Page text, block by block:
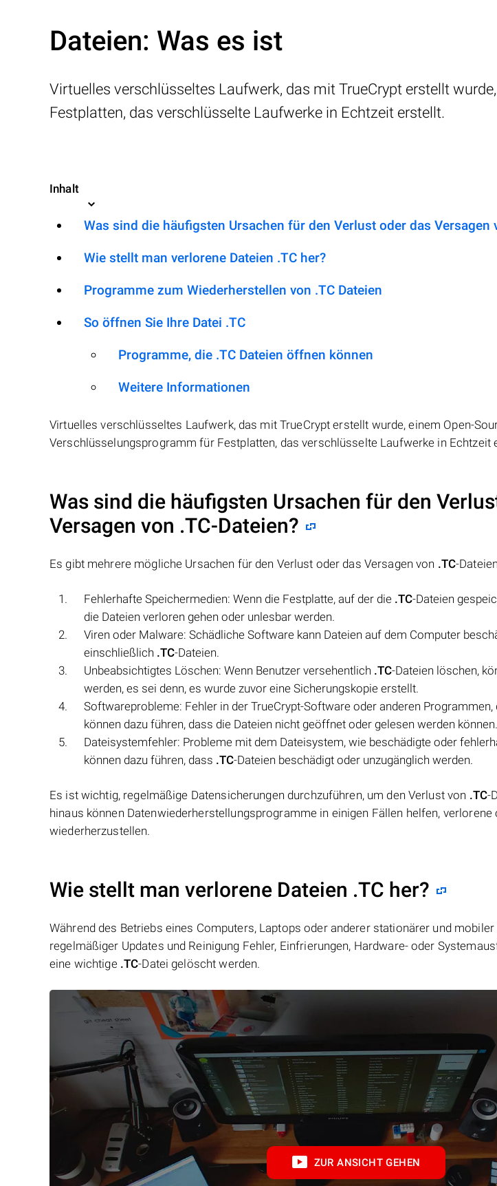
Dateien: Was es ist
Virtuelles verschlüsseltes Laufwerk, das mit TrueCrypt erstellt
Festplatten, das verschlüsselte Laufwerke in Echtzeit erstellt.
Inhalt
Was sind die häufigsten Ursachen für den Verlust oder das Versagen
Wie stellt man verlorene Dateien .TC her?
Programme zum Wiederherstellen von .TC Dateien
So öffnen Sie Ihre Datei .TC
Programme, die .TC Dateien öffnen können
Weitere Informationen
Virtuelles verschlüsseltes Laufwerk, das mit TrueCrypt erstellt wurde, einem Open-
Verschlüsselungsprogramm für Festplatten, das verschlüsselte Laufwerke in Echtzeit
Was sind die häufigsten Ursachen für den
Versagen von .TC-Dateien?
Es gibt mehrere mögliche Ursachen für den Verlust oder das Versagen von .TC-
Fehlerhafte Speichermedien: Wenn die Festplatte, auf der die .TC-Dateien
die Dateien verloren gehen oder unlesbar werden.
Viren oder Malware: Schädliche Software kann Dateien auf dem Computer
einschließlich .TC-Dateien.
Unbeabsichtigtes Löschen: Wenn Benutzer versehentlich .TC-Dateien löschen,
werden, es sei denn, es wurde zuvor eine Sicherungskopie erstellt.
Softwareprobleme: Fehler in der TrueCrypt-Software oder anderen Programmen,
können dazu führen, dass die Dateien nicht geöffnet oder gelesen werden können.
Dateisystemfehler: Probleme mit dem Dateisystem, wie beschädigte oder
können dazu führen, dass .TC-Dateien beschädigt oder unzugänglich werden.
Es ist wichtig, regelmäßige Datensicherungen durchzuführen, um den Verlust von .TC-
hinaus können Datenwiederherstellungsprogramme in einigen Fällen helfen, verlorene
wiederherzustellen.
Wie stellt man verlorene Dateien .TC her?
Während des Betriebs eines Computers, Laptops oder anderer stationärer und
regelmäßiger Updates und Reinigung Fehler, Einfrierungen, Hardware- oder
eine wichtige .TC-Datei gelöscht werden.
ZUR ANSICHT GEHEN